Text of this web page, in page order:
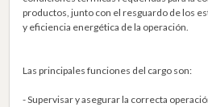
productos, junto con el resguardo de los
y eficiencia energética de la operación.
Las principales funciones del cargo son:
- Supervisar y asegurar la correcta